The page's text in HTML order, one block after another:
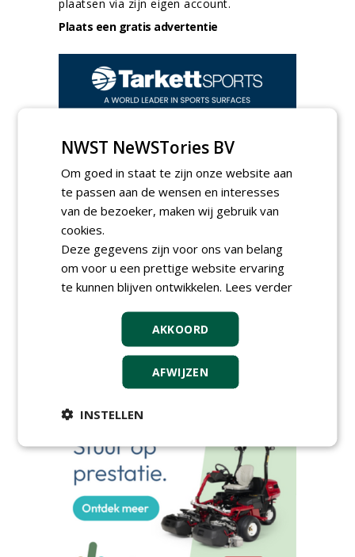
plaatsen via zijn eigen account.
Plaats een gratis advertentie
AGENDA
Klankbordsessies moeten
bijdragen aan uniform
kunstgrasvelden
woensdag 23 september 2026
t/m dinsdag 29 september 2026
Nationale Grasdag strijkt
van PEC Zwolle
woensdag 18 november 2026
Save the Date: Green Gala op
woensdag 2 december
woensdag 2 december 2026
NWST NeWSTories BV
Om goed in staat te zijn onze website aan
te passen aan de wensen en interesses
van de bezoeker, maken wij gebruik van
cookies.
Deze gegevens zijn voor ons van belang
om voor u een prettige website ervaring
te kunnen blijven ontwikkelen. Lees verder
AKKOORD
AFWIJZEN
INSTELLEN